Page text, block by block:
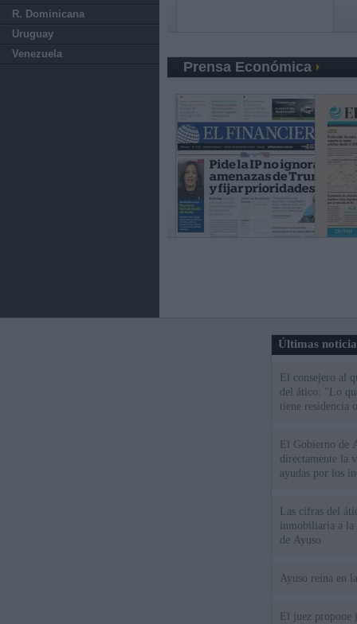
R. Dominicana
Uruguay
Venezuela
Prensa Económica
Últimas
El consejero al
del ático: "Lo
tiene residencia
El Gobierno de
directamente la
ayudas por los
Las cifras del
inmobiliaria a la
de Ayuso
Ayuso reina en
El juez propone